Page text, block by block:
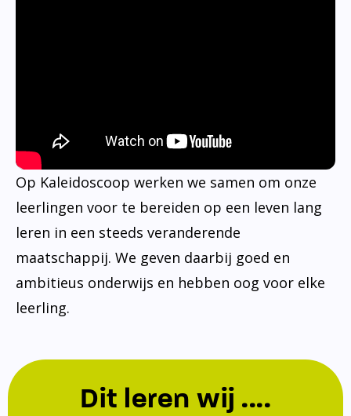
Op Kaleidoscoop werken we samen om onze
leerlingen voor te bereiden op een leven lang
leren in een steeds veranderende
maatschappij. We geven daarbij goed en
ambitieus onderwijs en hebben oog voor elke
leerling.
Dit leren wij ....